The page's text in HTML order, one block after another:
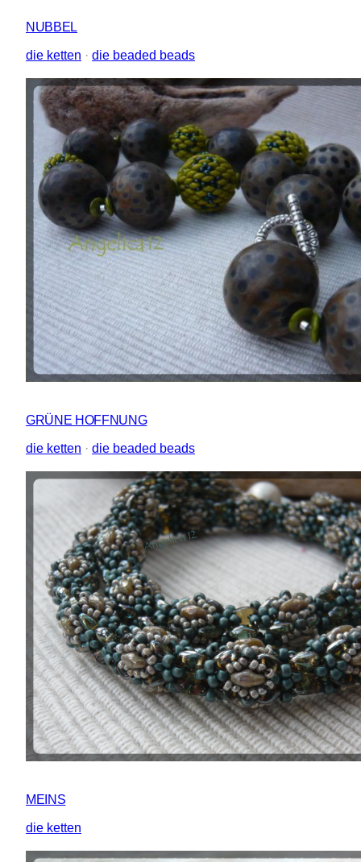
NUBBEL
die ketten · die beaded beads
GRÜNE HOFFNUNG
die ketten · die beaded beads
MEINS
die ketten